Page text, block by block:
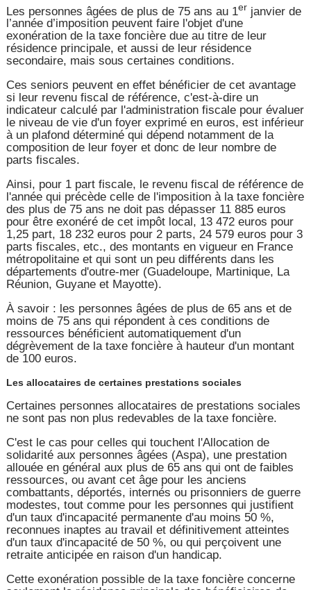
Les personnes âgées de plus de 75 ans au 1er janvier de
l’année d’imposition peuvent faire l'objet d'une
exonération de la taxe foncière due au titre de leur
résidence principale, et aussi de leur résidence
secondaire, mais sous certaines conditions.
Ces seniors peuvent en effet bénéficier de cet avantage
si leur revenu fiscal de référence, c'est-à-dire un
indicateur calculé par l'administration fiscale pour évaluer
le niveau de vie d'un foyer exprimé en euros, est inférieur
à un plafond déterminé qui dépend notamment de la
composition de leur foyer et donc de leur nombre de
parts fiscales.
Ainsi, pour 1 part fiscale, le revenu fiscal de référence de
l'année qui précède celle de l'imposition à la taxe foncière
des plus de 75 ans ne doit pas dépasser 11 885 euros
pour être exonéré de cet impôt local, 13 472 euros pour
1,25 part, 18 232 euros pour 2 parts, 24 579 euros pour 3
parts fiscales, etc., des montants en vigueur en France
métropolitaine et qui sont un peu différents dans les
départements d'outre-mer (Guadeloupe, Martinique, La
Réunion, Guyane et Mayotte).
À savoir : les personnes âgées de plus de 65 ans et de
moins de 75 ans qui répondent à ces conditions de
ressources bénéficient automatiquement d'un
dégrèvement de la taxe foncière à hauteur d'un montant
de 100 euros.
Les allocataires de certaines prestations sociales
Certaines personnes allocataires de prestations sociales
ne sont pas non plus redevables de la taxe foncière.
C'est le cas pour celles qui touchent l'Allocation de
solidarité aux personnes âgées (Aspa), une prestation
allouée en général aux plus de 65 ans qui ont de faibles
ressources, ou avant cet âge pour les anciens
combattants, déportés, internés ou prisonniers de guerre
modestes, tout comme pour les personnes qui justifient
d'un taux d'incapacité permanente d'au moins 50 %,
reconnues inaptes au travail et définitivement atteintes
d'un taux d'incapacité de 50 %, ou qui perçoivent une
retraite anticipée en raison d'un handicap.
Cette exonération possible de la taxe foncière concerne